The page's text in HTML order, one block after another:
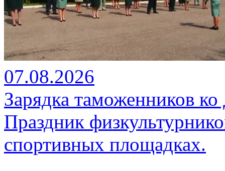
07.08.2026
Зарядка таможенников
Праздник
спортивных площадках.